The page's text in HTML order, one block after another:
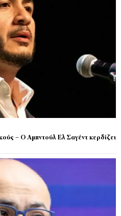
– Ο Αμπντούλ Ελ Σαγέντ κερδίζει